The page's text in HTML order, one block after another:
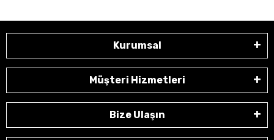
Kurumsal
Müşteri Hizmetleri
Bize Ulaşın